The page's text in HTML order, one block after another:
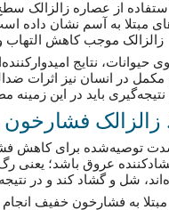
از عصاره زالزالک سطح
مبتلا به آسم نشان
زالزالک موجب کاهش
نتایج
در انسان نیز اثرات
نتیجه‌گیری باید در این
توصیه‌شده برای کاهش
عروق باشد؛ یعنی
شل و گشاد کند و در
مطالعه‌ای ۱۰هفته‌ای روی ۳۶ بیمار مبتلا به